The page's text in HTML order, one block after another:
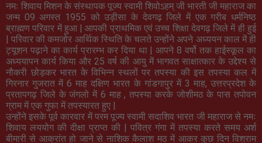
नमः शिवाय मिशन के संस्थापक पूज्य स्वामी शिवोऽहम् जी भारती जी महाराज का
जन्म 09 अगस्त 1955 को उड़ीसा के देवगढ़ जिले में एक गरीब धर्मनिष्ठ
ब्राह्मण परिवार में हुआ
|आपकी प्राथमिक एवं उच्च शिक्षा देवगढ़ जिले में ही हुई
|परिवार की कमजोर आर्थिक स्थिति के चलते उन्होंने अपने अध्ययन काल में ही
ट्यूशन पढ़ाने का कार्य प्रारम्भ कर दिया था
|आपने 8 वर्षो तक हाईस्कूल का
अध्ययापन कार्य किया और 25 वर्ष की आयु में भागवत साक्षात्कार के उद्देश्य से
नौकरी छोड़कर भारत के विभिन्न स्थलों पर तपस्या की इस तपस्या कल में
गिरनार गुजरात में 6 माह दक्षिण भारत के गांडगापुर में 3 माह, उत्तरप्रदेश के
प्रतापगढ़ जिले के जंगलो में 6 माह,तपस्या करके जोशीमठ के पास तपोवन
ग्राम में एक गुफा में तपस्यारत हुए
उन्होंने इसके पूर्व कारवार में परम पूज्य स्वामी सदाशिव भारत जी महाराज से नमः
शिवाय लययोग की दीक्षा प्राप्त की
पवित्र गंगा में तपस्या करते समय अर्श
बीमारी से आक्रांत हो जाने से नाशिक कैलाश मठ में आकर कुछ दिन विश्राम